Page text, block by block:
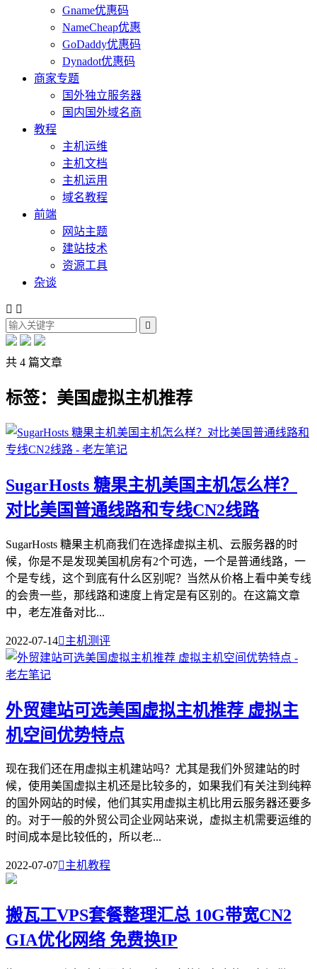
Gname优惠码
NameCheap优惠
GoDaddy优惠码
Dynadot优惠码
商家专题
国外独立服务器
国内国外域名商
教程
主机运维
主机文档
主机运用
域名教程
前端
网站主题
建站技术
资源工具
杂谈
 

共 4 篇文章
标签：美国虚拟主机推荐
SugarHosts 糖果主机美国主机怎么样？
对比美国普通线路和专线CN2线路
SugarHosts 糖果主机商我们在选择虚拟主机、云服务器的时
候，你是不是发现美国机房有2个可选，一个是普通线路，一
个是专线，这个到底有什么区别呢？当然从价格上看中美专线
的会贵一些，那线路和速度上肯定是有区别的。在这篇文章
中，老左准备对比...
2022-07-14主机测评
外贸建站可选美国虚拟主机推荐 虚拟主
机空间优势特点
现在我们还在用虚拟主机建站吗？尤其是我们外贸建站的时
候，使用美国虚拟主机还是比较多的，如果我们有关注到纯粹
的国外网站的时候，他们其实用虚拟主机比用云服务器还要多
的。对于一般的外贸公司企业网站来说，虚拟主机需要运维的
时间成本是比较低的，所以老...
2022-07-07主机教程
搬瓦工VPS套餐整理汇总 10G带宽CN2
GIA优化网络 免费换IP